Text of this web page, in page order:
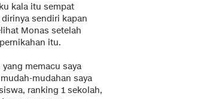
kala itu sempat
sendiri kapan
Monas setelah
itu.
memacu saya
mudahan saya
ranking 1 sekolah,